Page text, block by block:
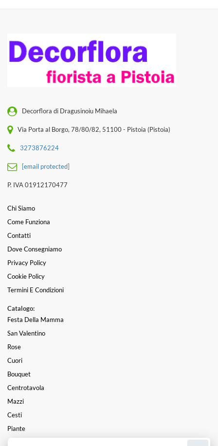
Decorflora di Dragusinoiu Mihaela
Via Porta al Borgo, 78/80/82, 51100 - Pistoia (Pistoia)
3273876224
[email protected]
P. IVA 01912170477
Chi Siamo
Come Funziona
Contatti
Dove Consegniamo
Privacy Policy
Cookie Policy
Termini E Condizioni
Catalogo:
Festa Della Mamma
San Valentino
Rose
Cuori
Bouquet
Centrotavola
Mazzi
Cesti
Piante
Funebre